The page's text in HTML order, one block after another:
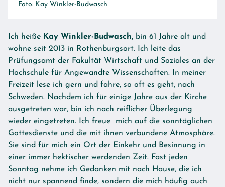
Foto: Kay Winkler-Budwasch
Ich heiße Kay Winkler-Budwasch, bin 61 Jahre alt und
wohne seit 2013 in Rothenburgsort. Ich leite das
Prüfungsamt der Fakultät Wirtschaft und Soziales an der
Hochschule für Angewandte Wissenschaften. In meiner
Freizeit lese ich gern und fahre, so oft es geht, nach
Schweden. Nachdem ich für einige Jahre aus der Kirche
ausgetreten war, bin ich nach reiflicher Überlegung
wieder eingetreten. Ich freue mich auf die sonntäglichen
Gottesdienste und die mit ihnen verbundene Atmosphäre.
Sie sind für mich ein Ort der Einkehr und Besinnung in
einer immer hektischer werdenden Zeit. Fast jeden
Sonntag nehme ich Gedanken mit nach Hause, die ich
nicht nur spannend finde, sondern die mich häufig auch